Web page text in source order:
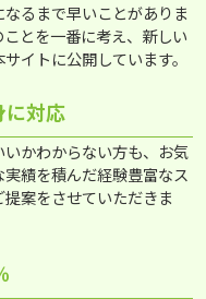
るまで早いことがありま
とを一番に考え、新しい
イトに公開しています。
に対応
かわからない方も、お気
績を積んだ経験豊富なス
案をさせていただきま